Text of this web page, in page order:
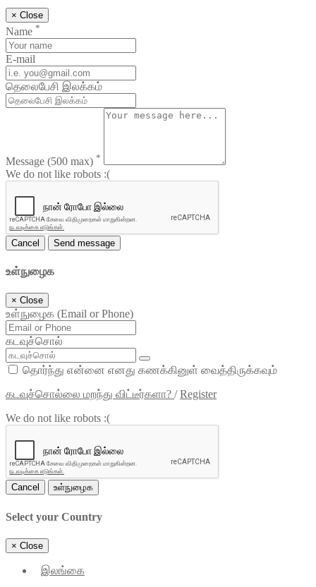
× Close
Name *
E-mail
தெலைபேசி இலக்கம்
Message (500 max) *
We do not like robots :(
Cancel Send message
உள்நுழைக
× Close
உள்நுழைக (Email or Phone)
கடவுச்சொல்
தொர்ந்து என்னை எனது கணக்கினுள் வைத்திருக்கவும்
கடவுச்சொல்லை மறந்து விட்டீர்களா? /Register
We do not like robots :(
Cancel உள்நுழைக
Select your Country
× Close
இலங்கை